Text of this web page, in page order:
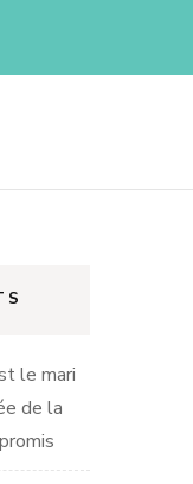
le mari
de la